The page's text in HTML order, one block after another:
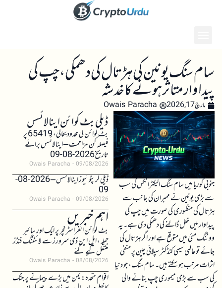
سام سنگ یونین کی ہڑتال کی دھمکی، چپ کی
پیداوار متاثر ہونے کا خدشہ
مارچ 17, 2026 Owais Paracha
جنوبی کوریا میں سام سنگ الیکٹرانکس کی سب
سے بڑی یونین نے ممبران کی جانب سے
ہڑتال کی منظوری کی صورت میں چپ کی
پیداوار میں خلل ڈالنے کی دھمکی دی ہے۔ یہ
ووٹنگ مئی میں متوقع ہے اور اگر ہڑتال کی
جائے تو عالمی سیمی کنڈکٹر سپلائی چین پر منفی
اثرات مرتب ہو سکتے ہیں۔ سام سنگ، جو دنیا
کی سب سے بڑی میموری چپ بنانے والی
ڈیلی بٹ کوائن اینالائسس
بٹ کوائن کی محدود بحالی، 65419 پر
فیصلہ کن مزاحمت – اینالائسس برائے
تاریخ 2026-08-09
Owais Paracha 09/08/2026
ڈیلی کرپٹو نیوز اینالائسس – 2026-08-
09
Owais Paracha 09/08/2026
اہم خبریں
بٹ کوائن انفراسٹرکچر پر ایک اور سائبر
حملہ، ایل این ڈی سرورز سے لائٹننگ فنڈز
منتقل کیے گئے
Owais Paracha 08/08/2026
اقوام متحدہ: یمن میں بڑے پیمانے پر جنگ